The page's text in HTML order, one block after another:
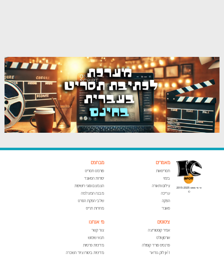
אי סי ספוט 2015-2025
©
מאמרים
תסריטאות
בימוי
צילום ותאורה
עריכה
הפקה
סאונד
מבחנים
פורמט תסריט
יסודות הסאונד
הצמצם וסוגי חשיפות
מבנה המצלמה
שלבי הפקת הסרט
מהירות תריס
ציטוטים
אמיר קוסטוריצה
אורסון וולס
פרנסיס פורד קופולה
ז'אן לוק גודאר
מי אנחנו
צור קשר
תנאי שימוש
מדיניות פרטיות
מדיניות ביטוח ציוד השכרה